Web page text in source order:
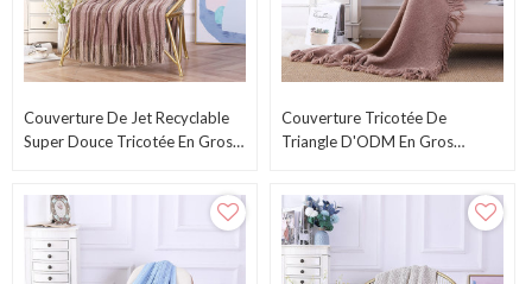
Couverture De Jet Recyclable
Super Douce Tricotée En Gros
Couverture Tricotée De
Triangle D'ODM En Gros